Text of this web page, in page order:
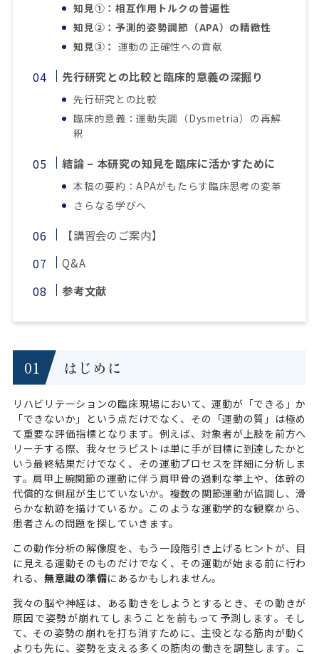
知見①：相互作用トルクの普遍性
知見②：予測的姿勢調節（APA）の精緻性
知見③： 運動の正確性への貢献
先行研究との比較と臨床的意義の深掘り
先行研究との比較
臨床的意義：運動失調（Dysmetria）の再解
釈
結論 – 本研究の知見を臨床に活かすために
本稿の要約：APAがもたらす臨床思考の変革
さらなる学びへ
【講習会のご案内】
Q&A
参考文献
はじめに
リハビリテーションの臨床現場において、運動が「できる」か
「できないか」という点だけでなく、その「運動の質」は極め
て重要な評価指標となります。例えば、対象者が上肢を前方へ
リーチする際、我々セラピストは単に手が目標に到達したかと
いう最終結果だけでなく、その運動プロセスを詳細に分析しま
す。肩甲上腕関節の運動に伴う肩甲骨の過剰な挙上や、体幹の
代償的な側屈が生じていないか。複数の関節運動が協調し、滑
らかな軌跡を描けているか。このような運動学的な観察から、
患者さんの問題を探していきます。
この動作分析の解像度を、もう一段階引き上げるヒントが、目
に見える運動そのものだけでなく、その運動が始まる前に行わ
れる、無意識の準備にあるかもしれません。
我々の脳や神経は、ある動きをしようとするとき、その動きが
原因で姿勢が崩れてしまうことを前もって予測します。そし
て、その姿勢の崩れを打ち消すために、主役となる筋肉が動く
よりも先に、姿勢を支える多くの筋肉の働きを調整します。こ